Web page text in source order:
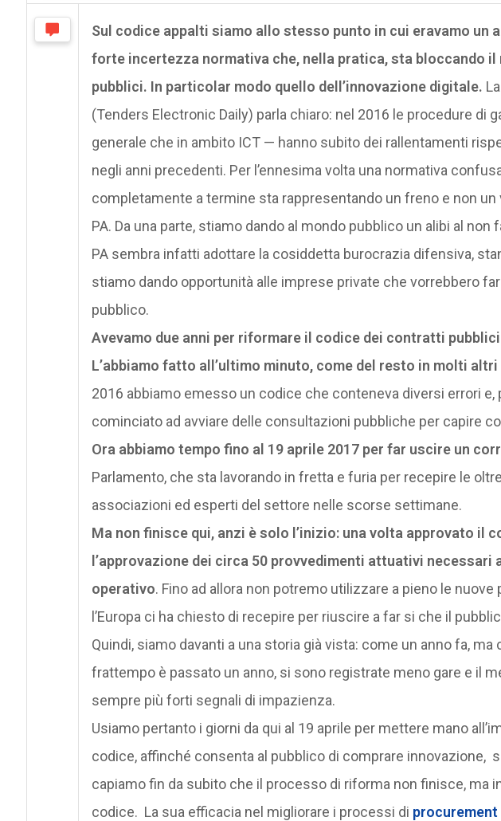
Sul codice appalti siamo allo stesso punto in cui eravamo un
forte incertezza normativa che, nella pratica, sta bloccando
pubblici. In particolar modo quello dell’innovazione digitale.
(Tenders Electronic Daily) parla chiaro: nel 2016 le procedure di
generale che in ambito ICT — hanno subito dei rallentamenti
negli anni precedenti. Per l’ennesima volta una normativa
completamente a termine sta rappresentando un freno e non un
PA. Da una parte, stiamo dando al mondo pubblico un alibi al non
PA sembra infatti adottare la cosiddetta burocrazia difensiva,
stiamo dando opportunità alle imprese private che vorrebbero
pubblico.
Avevamo due anni per riformare il codice dei contratti
L’abbiamo fatto all’ultimo minuto, come del resto in molti altri
2016 abbiamo emesso un codice che conteneva diversi errori e,
cominciato ad avviare delle consultazioni pubbliche per capire
Ora abbiamo tempo fino al 19 aprile 2017 per far uscire un
Parlamento, che sta lavorando in fretta e furia per recepire le
associazioni ed esperti del settore nelle scorse settimane.
Ma non finisce qui, anzi è solo l’inizio: una volta approvato il
l’approvazione dei circa 50 provvedimenti attuativi necessari
operativo. Fino ad allora non potremo utilizzare a pieno le
l’Europa ci ha chiesto di recepire per riuscire a far si che il
Quindi, siamo davanti a una storia già vista: come un anno fa, ma
frattempo è passato un anno, si sono registrate meno gare e il
sempre più forti segnali di impazienza.
Usiamo pertanto i giorni da qui al 19 aprile per mettere mano
codice, affinché consenta al pubblico di comprare innovazione,
capiamo fin da subito che il processo di riforma non finisce, ma
codice. La sua efficacia nel migliorare i processi di procurement